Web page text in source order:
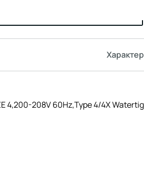
4,200-208V 60Hz,Type 4/4X